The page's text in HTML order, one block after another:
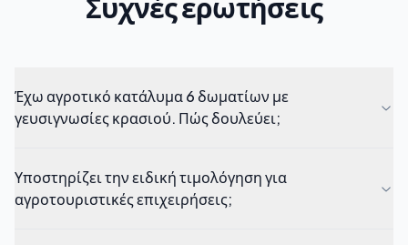
Συχνές ερωτήσεις
Έχω αγροτικό κατάλυμα 6 δωματίων με
γευσιγνωσίες κρασιού. Πώς δουλεύει;
Υποστηρίζει την ειδική τιμολόγηση για
αγροτουριστικές επιχειρήσεις;